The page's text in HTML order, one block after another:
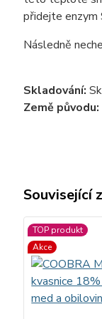
přidejte enzym
Následně
Skladování:
Země původu:
Související
TOP produkt
Akce